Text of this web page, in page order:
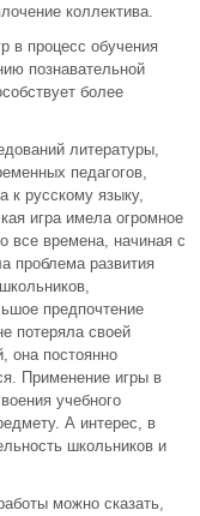
коллектива.
в процесс обучения
познавательной
более
литературы,
педагогов,
к русскому языку,
игра имела огромное
все времена, начиная с
проблема развития
предпочтение
потеряла своей
она постоянно
Применение игры в
учебного
А интерес, в
школьников и
можно сказать,